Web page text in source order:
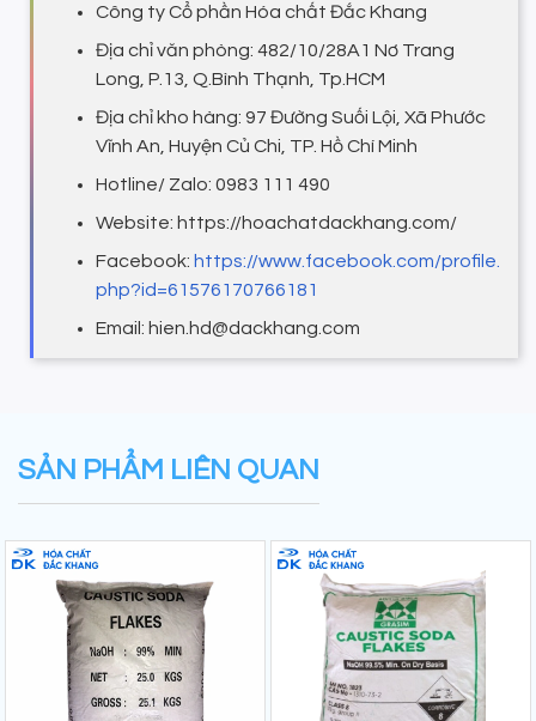
Công ty Cổ phần Hóa chất Đắc Khang
Địa chỉ văn phòng: 482/10/28A1 Nơ Trang
Long, P.13, Q.Bình Thạnh, Tp.HCM
Địa chỉ kho hàng: 97 Đường Suối Lội, Xã Phước
Vĩnh An, Huyện Củ Chi, TP. Hồ Chí Minh
Hotline/ Zalo: 0983 111 490
Website: https://hoachatdackhang.com/
Facebook: https://www.facebook.com/profile.
php?id=61576170766181
Email: hien.hd@dackhang.com
SẢN PHẨM LIÊN QUAN